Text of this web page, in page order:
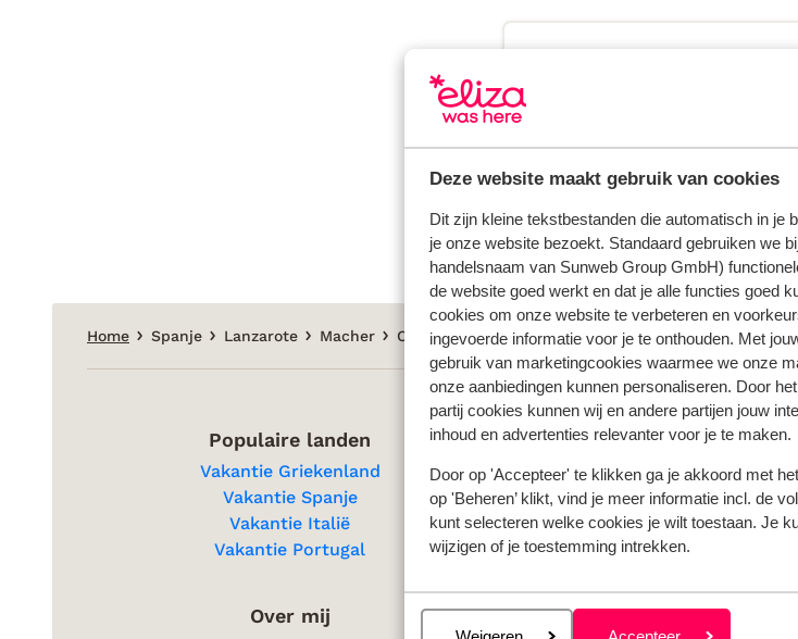
Deze website maakt gebruik van cookies
Dit zijn kleine tekstbestanden die automatisch in je
je onze website bezoekt. Standaard gebruiken we
handelsnaam van Sunweb Group GmbH)
de website goed werkt en dat je alle functies goed
cookies om onze website te verbeteren en
ingevoerde informatie voor je te onthouden. Met
gebruik van marketingcookies waarmee we onze
onze aanbiedingen kunnen personaliseren. Door
partij cookies kunnen wij en andere partijen jouw
inhoud en advertenties relevanter voor je te maken.
Door op 'Accepteer' te klikken ga je akkoord met
op 'Beheren’ klikt, vind je meer informatie incl. de
kunt selecteren welke cookies je wilt toestaan. Je
wijzigen of je toestemming intrekken.
Bekijk het volledige
Home Spanje Lanzarote Macher Casa Serena 10 Boutique Hotel
Populaire landen
Vakantie Griekenland
Vakantie Spanje
Vakantie Italië
Vakantie Portugal
Populaire
Vakantie Kreta
Vakantie
Vakantie
Vakantie Algarve
Over mij Privacy &